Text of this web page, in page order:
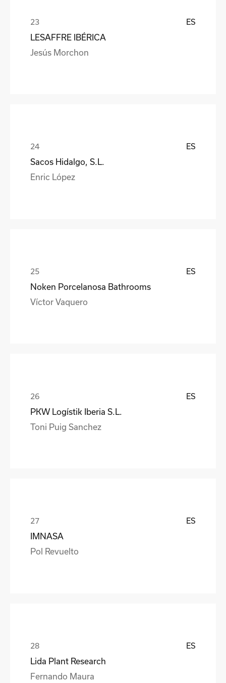
ES
LESAFFRE IBÉRICA
Jesús Morchon
ES
Sacos Hidalgo, S.L.
Enric López
ES
Noken Porcelanosa Bathrooms
Víctor Vaquero
ES
PKW Logístik Iberia S.L.
Toni Puig Sanchez
ES
IMNASA
Pol Revuelto
ES
Lida Plant Research
Fernando Maura